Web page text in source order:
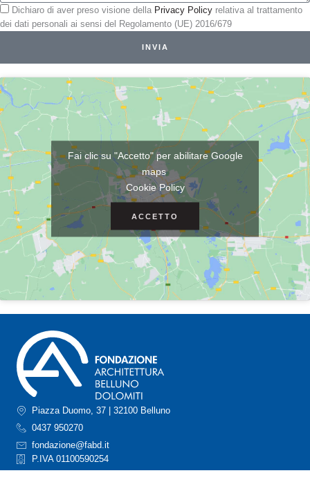
Privacy
Dichiaro di aver preso visione della Privacy Policy relativa al trattamento
dei dati personali ai sensi del Regolamento (UE) 2016/679
INVIA
Fai clic su "Accetto" per abilitare Google
maps
Cookie Policy
ACCETTO
Piazza Duomo, 37 | 32100 Belluno
0437 950270
fondazione@fabd.it
P.IVA 01100590254